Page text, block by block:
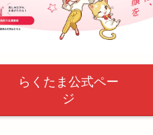
らくたま公式ペー
ジ